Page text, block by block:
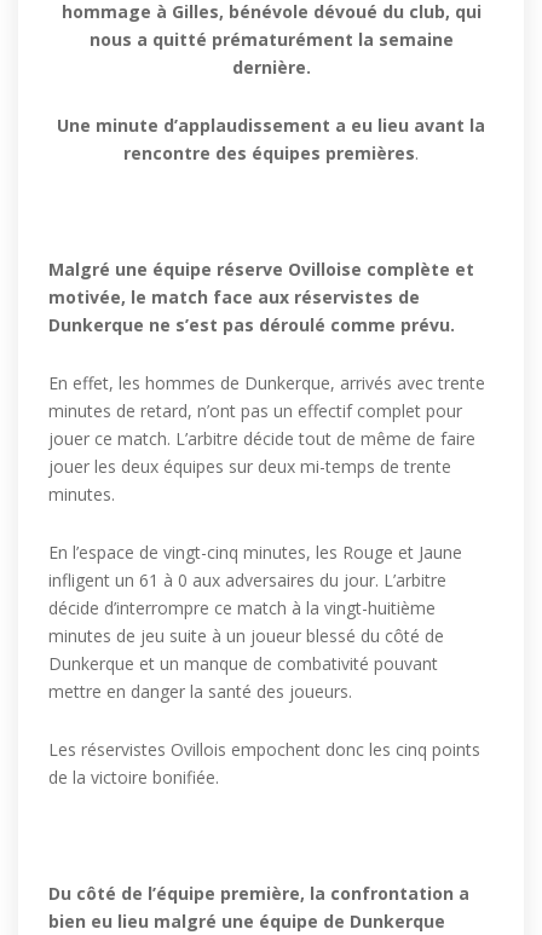
hommage à Gilles, bénévole dévoué du club, qui
nous a quitté prématurément la semaine
dernière.
Une minute d’applaudissement a eu lieu avant la
rencontre des équipes premières.
Malgré une équipe réserve Ovilloise complète et
motivée, le match face aux réservistes de
Dunkerque ne s’est pas déroulé comme prévu.
En effet, les hommes de Dunkerque, arrivés avec trente
minutes de retard, n’ont pas un effectif complet pour
jouer ce match. L’arbitre décide tout de même de faire
jouer les deux équipes sur deux mi-temps de trente
minutes.
En l’espace de vingt-cinq minutes, les Rouge et Jaune
infligent un 61 à 0 aux adversaires du jour. L’arbitre
décide d’interrompre ce match à la vingt-huitième
minutes de jeu suite à un joueur blessé du côté de
Dunkerque et un manque de combativité pouvant
mettre en danger la santé des joueurs.
Les réservistes Ovillois empochent donc les cinq points
de la victoire bonifiée.
Du côté de l’équipe première, la confrontation a
bien eu lieu malgré une équipe de Dunkerque